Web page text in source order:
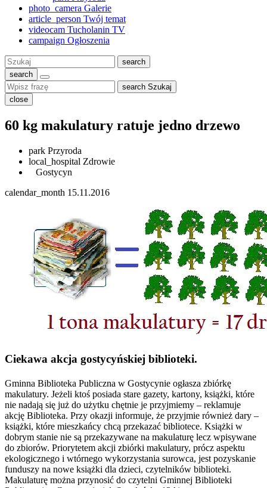
photo_camera Galerie
article_person Twój temat
videocam Tucholanin TV
campaign Ogłoszenia
Szukaj:
search
search
search Szukaj
close
60 kg makulatury ratuje jedno drzewo
park Przyroda
local_hospital Zdrowie
Gostycyn
calendar_month 15.11.2016
Ciekawa akcja gostycyńskiej biblioteki.
Gminna Biblioteka Publiczna w Gostycynie ogłasza zbiórkę
makulatury. Jeżeli ktoś posiada stare gazety, kartony, książki, które
nie nadają się już do użytku chętnie je przyjmiemy – reklamuje
akcję Biblioteka. Przy okazji informuje, że przyjmie również dary –
książki, które mieszkańcy chcą przekazać bibliotece. Książki w
dobrym stanie nie są przekazywane na makulaturę lecz wpisywane
do zbiorów. Priorytetem akcji zbiórki makulatury, prócz aspektu
ekologicznego i wtórnego wykorzystania surowca, jest pozyskanie
funduszy na nowe książki dla dzieci, czytelników biblioteki.
Makulaturę można przynosić do czytelni Gminnej Biblioteki